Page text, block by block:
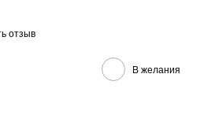
отзыв
В желания